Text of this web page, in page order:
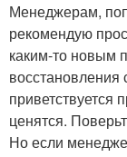
Менеджерам,
рекомендую
каким-то новым
восстановления
приветствуется
ценятся.
Но если